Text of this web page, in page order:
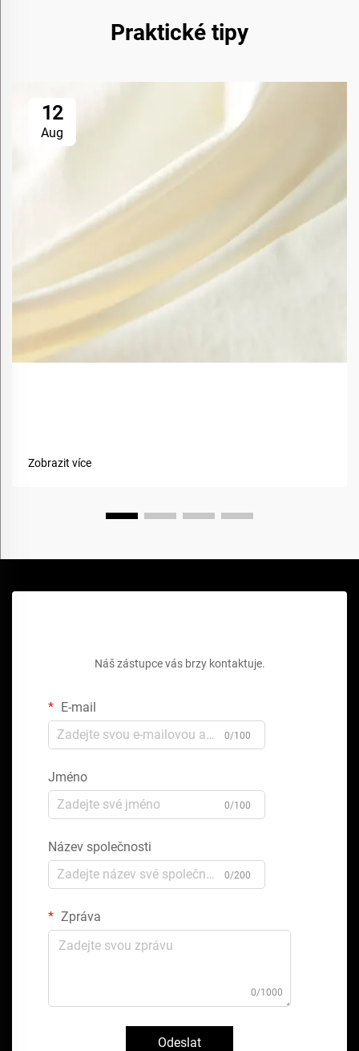
Praktické tipy
12
Aug
Zobrazit více
Náš zástupce vás brzy kontaktuje.
E-mail
0/100
Jméno
0/100
Název společnosti
0/200
Zpráva
0/1000
Odeslat